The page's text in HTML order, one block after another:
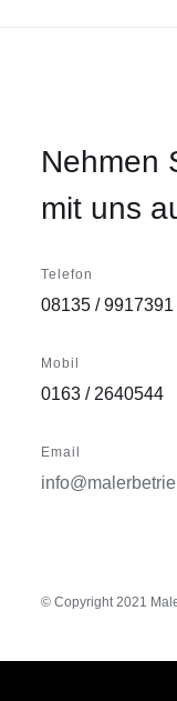
Nehmen
mit uns
Telefon
08135 / 9917391
Mobil
0163 / 2640544
Email
© Copyright 2021